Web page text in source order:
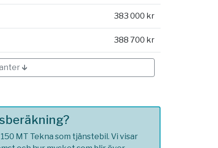
383 000 kr
388 700 kr
🡳
MT Tekna som tjänstebil. Vi visar